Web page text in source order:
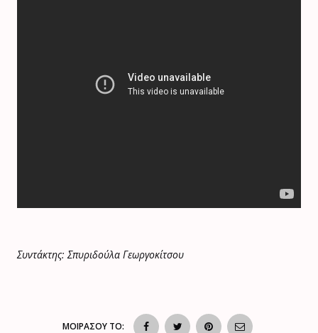
Συντάκτης: Σπυριδούλα Γεωργοκίτσου
ΜΟΙΡΑΣΟΥ ΤΟ: